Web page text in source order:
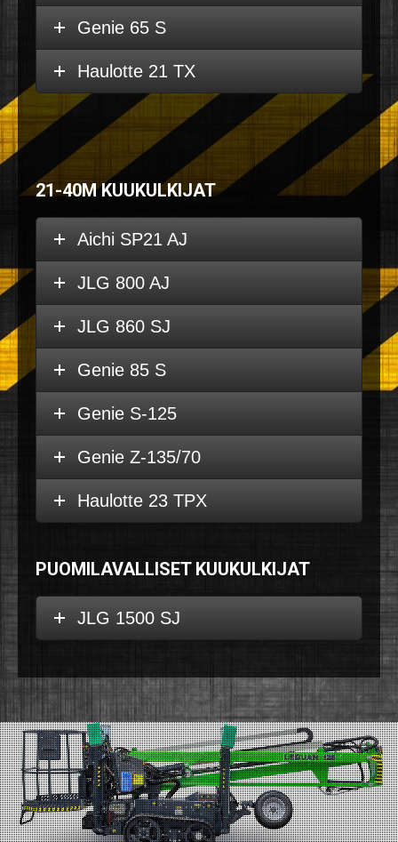
Genie 65 S
Haulotte 21 TX
21-40M KUUKULKIJAT
Aichi SP21 AJ
JLG 800 AJ
JLG 860 SJ
Genie 85 S
Genie S-125
Genie Z-135/70
Haulotte 23 TPX
PUOMILAVALLISET KUUKULKIJAT
JLG 1500 SJ